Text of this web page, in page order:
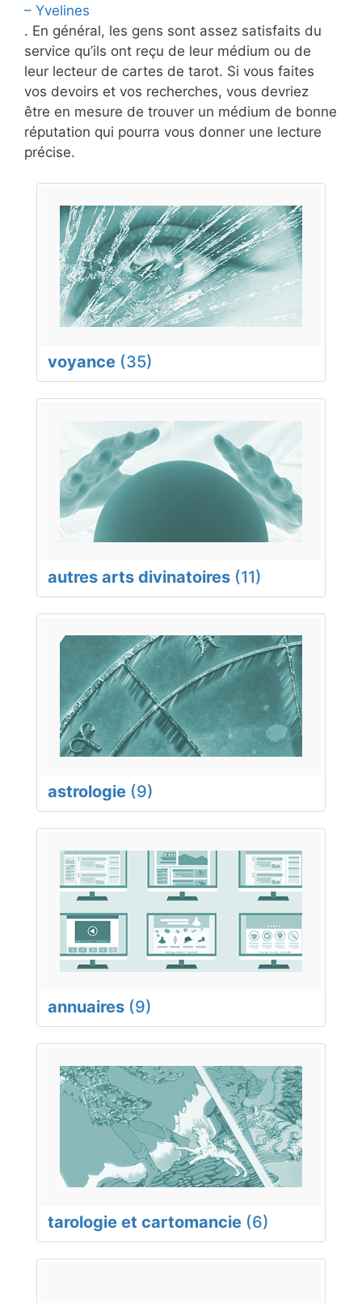
– Yvelines
. En général, les gens sont assez satisfaits du
service qu’ils ont reçu de leur médium ou de
leur lecteur de cartes de tarot. Si vous faites
vos devoirs et vos recherches, vous devriez
être en mesure de trouver un médium de bonne
réputation qui pourra vous donner une lecture
précise.
voyance (35)
autres arts divinatoires (11)
astrologie (9)
annuaires (9)
tarologie et cartomancie (6)